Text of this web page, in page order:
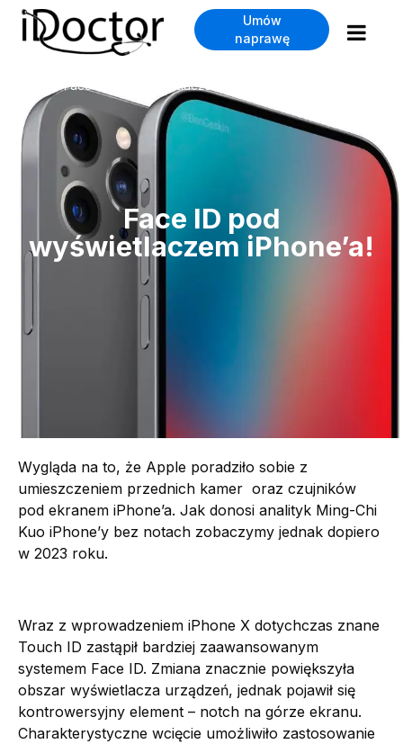
Umów
naprawę
Face ID pod wyświetlaczem iPhone’a!
Face ID pod
wyświetlaczem iPhone’a!
Wygląda na to, że Apple poradziło sobie z
umieszczeniem przednich kamer oraz czujników
pod ekranem iPhone’a. Jak donosi analityk Ming-Chi
Kuo iPhone’y bez notach zobaczymy jednak dopiero
w 2023 roku.
Wraz z wprowadzeniem iPhone X dotychczas znane
Touch ID zastąpił bardziej zaawansowanym
systemem Face ID. Zmiana znacznie powiększyła
obszar wyświetlacza urządzeń, jednak pojawił się
kontrowersyjny element – notch na górze ekranu.
Charakterystyczne wcięcie umożliwiło zastosowanie